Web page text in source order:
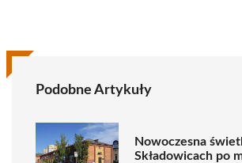
Podobne Artykuły
Nowoczesna
Składowicach po